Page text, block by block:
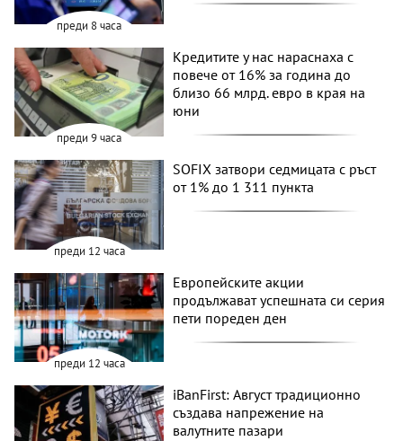
преди 8 часа
преди 9 часа
Кредитите у нас нараснаха с
повече от 16% за година до
близо 66 млрд. евро в края на
юни
преди 12 часа
SOFIX затвори седмицата с ръст
от 1% до 1 311 пункта
преди 12 часа
Европейските акции
продължават успешната си серия
пети пореден ден
iBanFirst: Август традиционно
създава напрежение на
валутните пазари